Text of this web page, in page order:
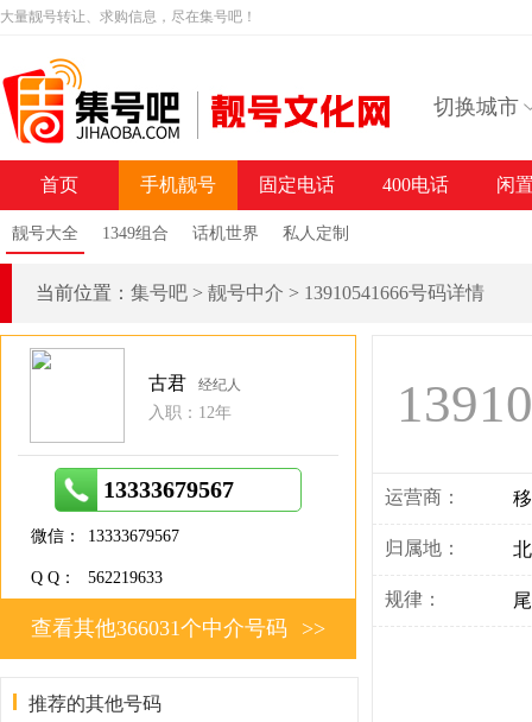
大量靓号转让、求购信息，尽在集号吧！
切换城市
首页 手机靓号
靓号大全 1349组合 话机世界 私人定制
固定电话 400电话 闲
当前位置： 集号吧 > 靓号中介 > 13910541666号码详情
运营商：
归属地：
规律：
古君 经纪人
入职：12年
13333679567
微信： 13333679567
Q Q： 562219633
>>
查看其他366031个中介号码
推荐的其他号码